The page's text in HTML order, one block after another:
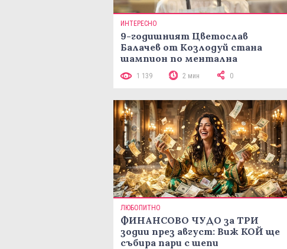
ИНТЕРЕСНО
9-годишният Цветослав
Балачев от Козлодуй стана
шампион по ментална
аритметика с 320 задачи за 10
минути
1 139 2 мин 0
ЛЮБОПИТНО
ФИНАНСОВО ЧУДО за ТРИ
зодии през август: Виж КОЙ ще
събира пари с шепи